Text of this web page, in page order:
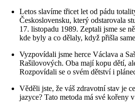
Letos slavíme třicet let od pádu
Československu, který odstarovala
17. listopadu 1989. Zeptali jsme se
kde byly a co dělaly, když přišla
Vyzpovídali jsme herce Václava a
Rašilovových. Oba mají kopu dětí,
Rozpovídali se o svém dětství i
Věděli jste, že váš zdravotní stav je
jazyce? Tato metoda má své kořeny